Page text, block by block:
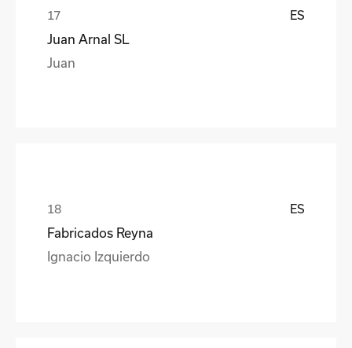
ES
Juan Arnal SL
Juan
ES
Fabricados Reyna
Ignacio Izquierdo